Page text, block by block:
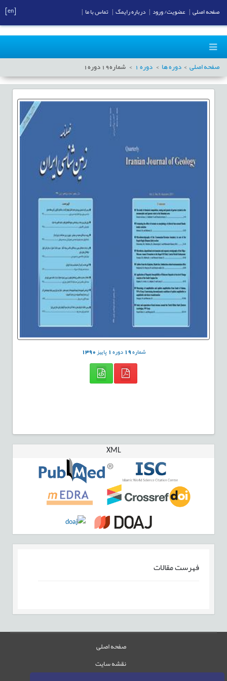
صفحه اصلی دوره ها دوره1 شماره19 دوره1
شماره19دوره1پاییز1390
XML
فهرست مقالات
صفحه اصلی
نقشه سایت
صفحه اصلی عضویت/ ورود درباره رایمگ تماس با ما